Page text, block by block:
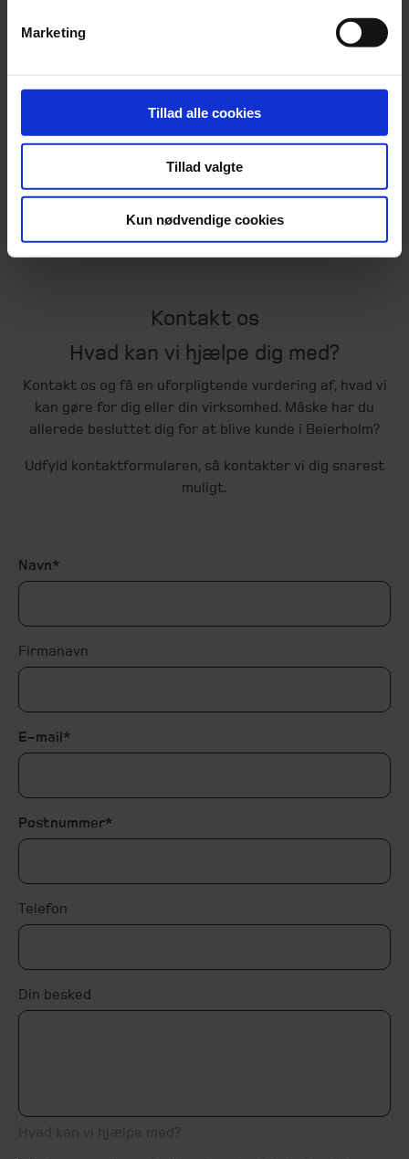
Marketing
Tillad alle cookies
Tillad valgte
Kun nødvendige cookies
ktw@beierholm.dk
Kontakt os
Hvad kan vi hjælpe dig med?
Kontakt os og få en uforpligtende vurdering af, hvad vi
kan gøre for dig eller din virksomhed. Måske har du
allerede besluttet dig for at blive kunde i Beierholm?
Udfyld kontaktformularen, så kontakter vi dig snarest
muligt.
Navn
Firmanavn
E-mail
Postnummer
Telefon
Din besked
Hvad kan vi hjælpe med?